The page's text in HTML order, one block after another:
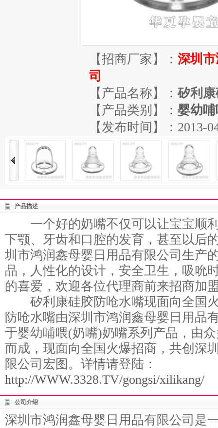
【招商厂家】： 深圳
司
【产品名称】： 矽利
【产品类别】： 婴幼
【发布时间】：2013-
产品描述
一个好的奶嘴不仅可以让宝宝顺
下颚、牙齿和口腔的发育，甚至以后
圳市鸿润鑫母婴日用品有限公司生产
品，人性化的设计，安全卫生，吸吮
的喜爱，欢迎各位代理商前来招商加
矽利康硅胶防呛水嘴现面向全国
防呛水嘴由深圳市鸿润鑫母婴日用品
于婴幼哺喂(奶嘴)奶嘴系列产品，由
而成，现面向全国火爆招商，共创深
限公司宏图。详情请登陆：
http://WWW.3328.TV/gongsi/xilikang/
公司介绍
深圳市鸿润鑫母婴日用品有限公司是